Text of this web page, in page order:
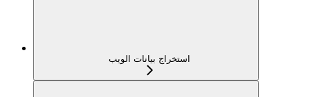
استخراج بيانات الويب